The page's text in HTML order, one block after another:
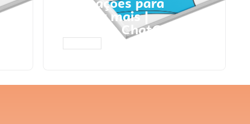
vender mais |
Prompts ChatGPT